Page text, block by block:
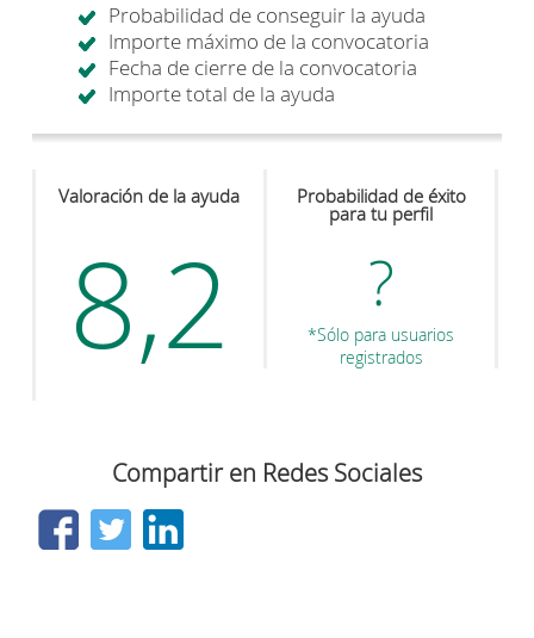
Probabilidad de conseguir la ayuda
Importe máximo de la convocatoria
Fecha de cierre de la convocatoria
Importe total de la ayuda
Valoración de la ayuda
8,2
Probabilidad de éxito
para tu perfil
?
*Sólo para usuarios
registrados
Compartir en Redes Sociales